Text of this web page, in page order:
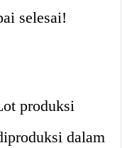
selesai!
produksi
dalam